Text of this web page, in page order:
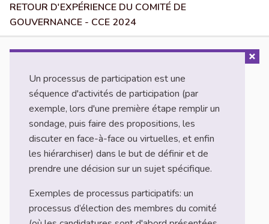
RETOUR D'EXPÉRIENCE DU COMITÉ DE
GOUVERNANCE - CCE 2024
Un processus de participation est une
séquence d'activités de participation (par
exemple, lors d'une première étape remplir un
sondage, puis faire des propositions, les
discuter en face-à-face ou virtuelles, et enfin
les hiérarchiser) dans le but de définir et de
prendre une décision sur un sujet spécifique.
Exemples de processus participatifs: un
processus d’élection des membres du comité